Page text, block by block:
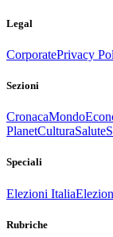
Legal
CorporatePrivacy
Sezioni
CronacaMondo
PlanetCulturaSalute
Speciali
Elezioni Italia
Rubriche